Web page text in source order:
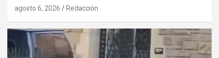
agosto 6, 2026 Redacción